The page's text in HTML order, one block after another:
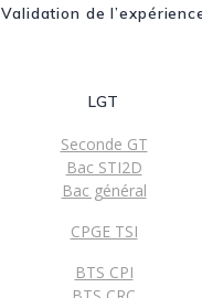
Validation de
LGT
Seconde GT
Bac STI2D
Bac général
CPGE TSI
BTS CPI